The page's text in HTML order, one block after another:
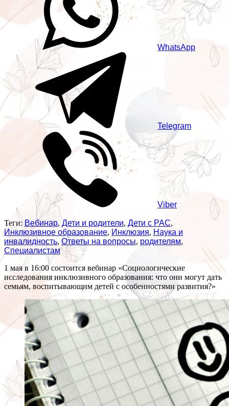
WhatsApp
Telegram
Viber
Теги:Вебинар,Дети и родители, Дети с РАС,
Инклюзивное образование, Инклюзия, Наука и
инвалидность, Ответы на вопросы, родителям,
Специалистам
1 мая в 16:00 состоится вебинар «Социологические
исследования инклюзивного образования: что они могут дать
семьям, воспитывающим детей с особенностями развития?»